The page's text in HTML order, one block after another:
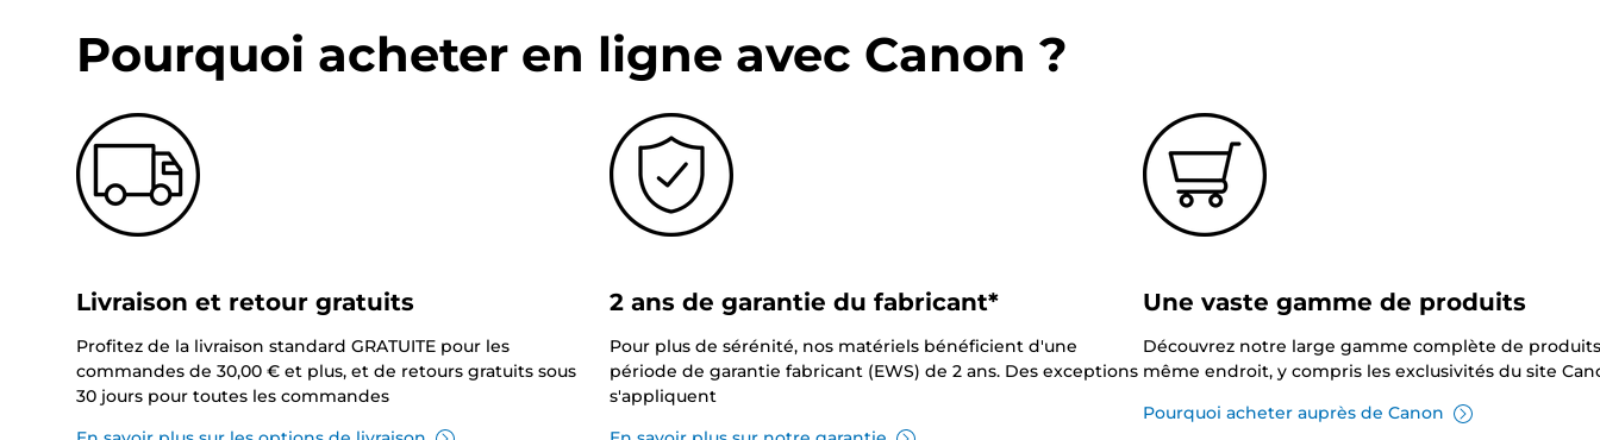
Pourquoi acheter en ligne avec Canon ?
Livraison et retour gratuits
Profitez de la livraison standard GRATUITE pour les
commandes de 30,00 € et plus, et de retours gratuits sous
30 jours pour toutes les commandes
2 ans de garantie du fabricant*
Pour plus de sérénité, nos matériels bénéficient d'une
période de garantie fabricant (EWS) de 2 ans. Des exceptions
s'appliquent
Une vaste gamme de produits
Découvrez notre large gamme complète de
même endroit, y compris les exclusivités du site
Pourquoi acheter auprès de Canon